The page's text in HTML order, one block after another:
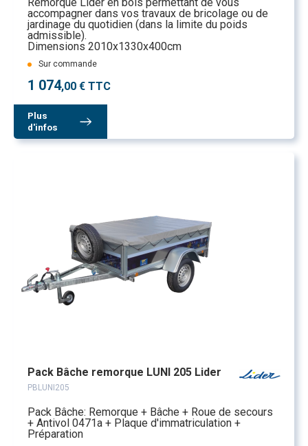
accompagner dans vos travaux de bricolage ou de
jardinage du quotidien (dans la limite du poids
admissible).
Dimensions 2010x1330x400cm
Sur commande
1 074,00 € TTC
Plus
d'infos
Pack Bâche remorque LUNI 205 Lider
PBLUNI205
Pack Bâche: Remorque + Bâche + Roue de secours
+ Antivol 0471a + Plaque d'immatriculation +
Préparation